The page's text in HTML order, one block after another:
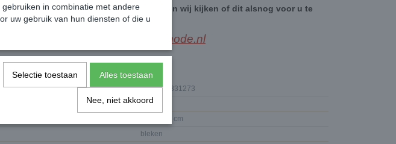
artikel niet vinden stuur een berichtje, en wij kijken of dit alsnog voor u te
bestellen is.
info@agnesbeenmode.nl
5906733331273
15,00 g
16 x 6 x 3 cm
bleken
in combinatie met andere
uw gebruik van hun diensten of die u
Selectie toestaan Alles toestaan
Nee, niet akkoord